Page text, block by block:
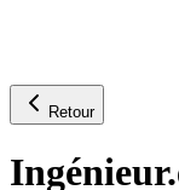
Retour